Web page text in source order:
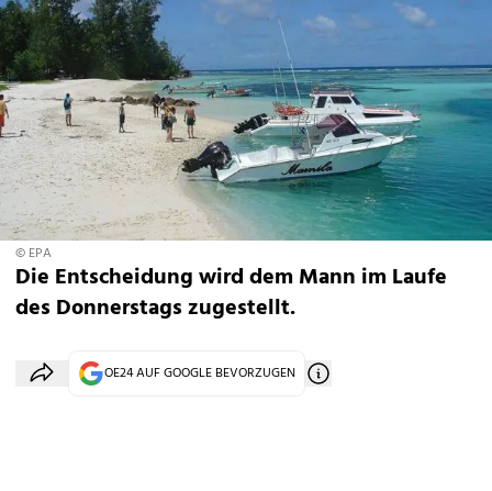
© EPA
Die Entscheidung wird dem Mann im Laufe
des Donnerstags zugestellt.
OE24 AUF GOOGLE BEVORZUGEN